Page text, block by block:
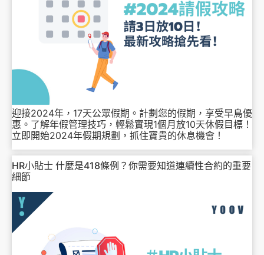
迎接2024年，17天公眾假期。計劃您的假期，享受早鳥優
惠。了解年假管理技巧，輕鬆實現1個月放10天休假目標！
立即開始2024年假期規劃，抓住寶貴的休息機會！
HR小貼士 什麼是418條例？你需要知道連續性合約的重要
細節